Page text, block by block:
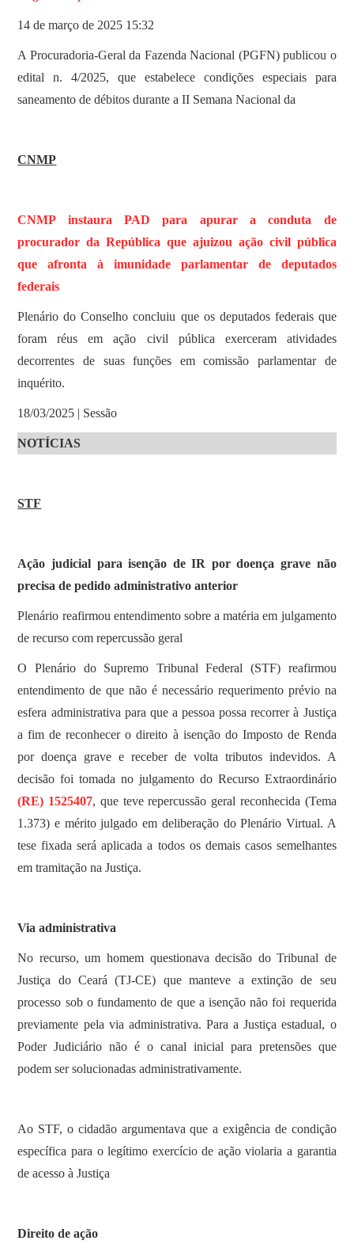
14 de março de 2025 15:32
A Procuradoria-Geral da Fazenda Nacional (PGFN) publicou o
edital n. 4/2025, que estabelece condições especiais para
saneamento de débitos durante a II Semana Nacional da
CNMP
CNMP instaura PAD para apurar a conduta de
procurador da República que ajuizou ação civil pública
que afronta à imunidade parlamentar de deputados
federais
Plenário do Conselho concluiu que os deputados federais que
foram réus em ação civil pública exerceram atividades
decorrentes de suas funções em comissão parlamentar de
inquérito.
18/03/2025 | Sessão
NOTÍCIAS
STF
Ação judicial para isenção de IR por doença grave não
precisa de pedido administrativo anterior
Plenário reafirmou entendimento sobre a matéria em julgamento
de recurso com repercussão geral
O Plenário do Supremo Tribunal Federal (STF) reafirmou
entendimento de que não é necessário requerimento prévio na
esfera administrativa para que a pessoa possa recorrer à Justiça
a fim de reconhecer o direito à isenção do Imposto de Renda
por doença grave e receber de volta tributos indevidos. A
decisão foi tomada no julgamento do Recurso Extraordinário
(RE) 1525407, que teve repercussão geral reconhecida (Tema
1.373) e mérito julgado em deliberação do Plenário Virtual. A
tese fixada será aplicada a todos os demais casos semelhantes
em tramitação na Justiça.
Via administrativa
No recurso, um homem questionava decisão do Tribunal de
Justiça do Ceará (TJ-CE) que manteve a extinção de seu
processo sob o fundamento de que a isenção não foi requerida
previamente pela via administrativa. Para a Justiça estadual, o
Poder Judiciário não é o canal inicial para pretensões que
podem ser solucionadas administrativamente.
Ao STF, o cidadão argumentava que a exigência de condição
específica para o legítimo exercício de ação violaria a garantia
de acesso à Justiça
Direito de ação